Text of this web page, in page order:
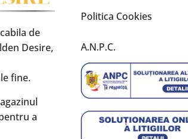
de
Desire,
fine.
a
Politica Cookies
A.N.P.C.